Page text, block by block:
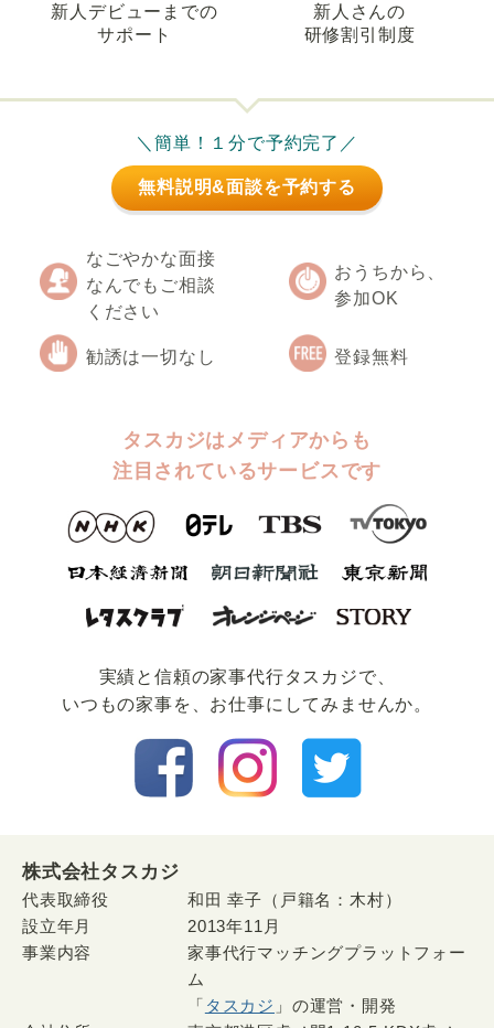
新人デビューまでの
サポート
新人さんの
研修割引制度
＼簡単！１分で予約完了／
無料説明&面談を予約する
なごやかな面接
なんでもご相談
ください
おうちから、
参加OK
勧誘は一切なし 登録無料
タスカジはメディアからも
注目されているサービスです
実績と信頼の家事代⾏タスカジで、
いつもの家事を、お仕事にしてみませんか。
株式会社タスカジ
代表取締役
和田 幸子（戸籍名：木村）
設立年月
2013年11月
事業内容
家事代行マッチングプラットフォー
ム
「 タスカジ 」の運営・開発